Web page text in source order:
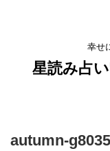
幸せ
星読み占
autumn-